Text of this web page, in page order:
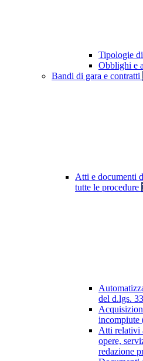
Tipologie
Obblighi e
Bandi di gara e contratti
Atti e documenti
tutte le procedure
del d.lgs.
incompiute
Atti relativi
opere,
redazione